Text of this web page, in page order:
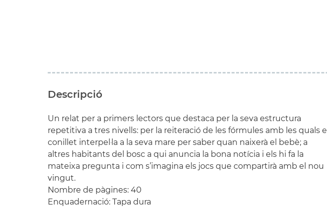
Descripció
Un relat per a primers lectors que destaca per la seva estructura
repetitiva a tres nivells: per la reiteració de les fórmules amb les quals el
conillet interpel·la a la seva mare per saber quan naixerà el bebè; a
altres habitants del bosc a qui anuncia la bona notícia i els hi fa la
mateixa pregunta i com s’imagina els jocs que compartirà amb el nou
vingut.
Nombre de pàgines: 40
Enquadernació: Tapa dura